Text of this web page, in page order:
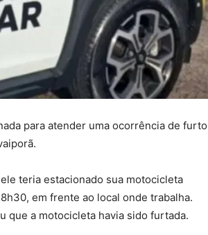
para atender uma ocorrência de furto
teria estacionado sua motocicleta
em frente ao local onde trabalha.
que a motocicleta havia sido furtada.